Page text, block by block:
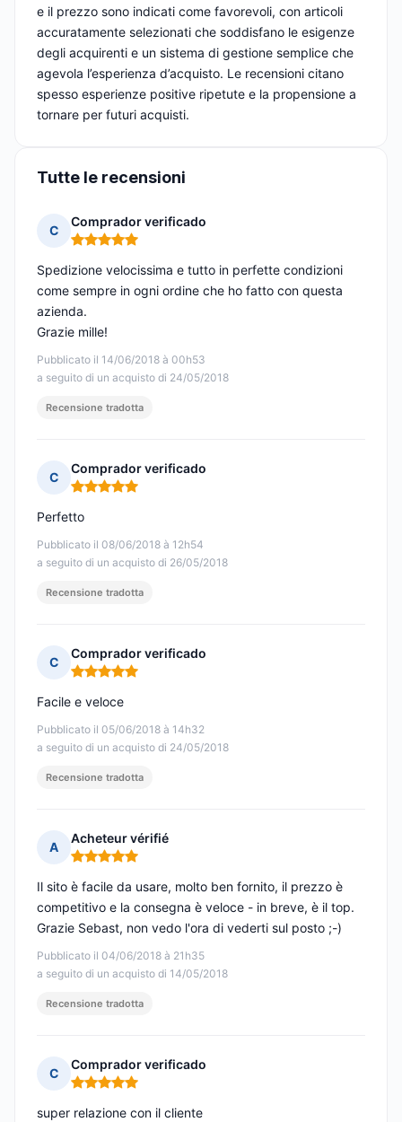
e il prezzo sono indicati come favorevoli, con articoli
accuratamente selezionati che soddisfano le esigenze
degli acquirenti e un sistema di gestione semplice che
agevola l’esperienza d’acquisto. Le recensioni citano
spesso esperienze positive ripetute e la propensione a
tornare per futuri acquisti.
Tutte le recensioni
C
Comprador verificado
Nota: 5 su 5
Pubblicato il 14/06/2018 à 00h53
a seguito di un acquisto di 24/05/2018
Spedizione velocissima e tutto in perfette condizioni
come sempre in ogni ordine che ho fatto con questa
azienda.
Grazie mille!
Recensione tradotta
C
Comprador verificado
Nota: 5 su 5
Pubblicato il 08/06/2018 à 12h54
a seguito di un acquisto di 26/05/2018
Perfetto
Recensione tradotta
C
Comprador verificado
Nota: 5 su 5
Pubblicato il 05/06/2018 à 14h32
a seguito di un acquisto di 24/05/2018
Facile e veloce
Recensione tradotta
A
Acheteur vérifié
Nota: 5 su 5
Pubblicato il 04/06/2018 à 21h35
a seguito di un acquisto di 14/05/2018
Il sito è facile da usare, molto ben fornito, il prezzo è
competitivo e la consegna è veloce - in breve, è il top.
Grazie Sebast, non vedo l'ora di vederti sul posto ;-)
Recensione tradotta
C
Comprador verificado
Nota: 5 su 5
super relazione con il cliente